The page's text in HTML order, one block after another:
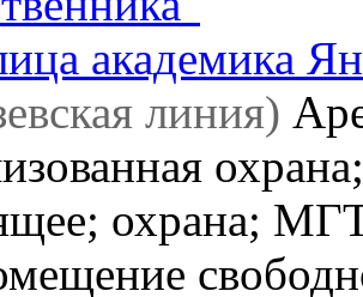
академика
линия)
охрана;